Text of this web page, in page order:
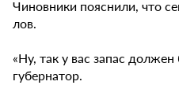
Чиновники пояснили, что
лов.
«Ну, так у вас запас
губернатор.